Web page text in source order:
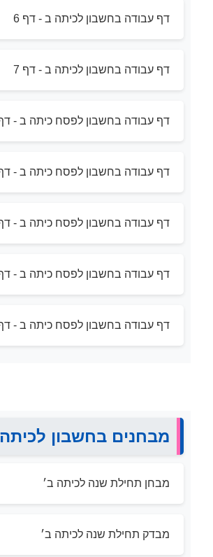
דף עבודה בחשבון לכיתה ב - דף 6
דף עבודה בחשבון לכיתה ב - דף 7
דף עבודה בחשבון לפסח כיתה ב - דף
דף עבודה בחשבון לפסח כיתה ב - דף
דף עבודה בחשבון לפסח כיתה ב - דף
דף עבודה בחשבון לפסח כיתה ב - דף
דף עבודה בחשבון לפסח כיתה ב - דף
מבחנים בחשבון
מבחן תחילת שנה לכיתה ב׳
מבדק תחילת שנה לכיתה ב׳